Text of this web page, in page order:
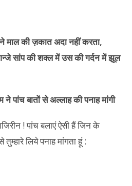
माल की ज़कात अदा नहीं करता,
सांप की शक्ल में उस की गर्दन में झूल
पांच बातों से अल्लाह की पनाह मांगी
! पांच बलाएं ऐसी हैं जिन के
लिये पनाह मांगता हूं :